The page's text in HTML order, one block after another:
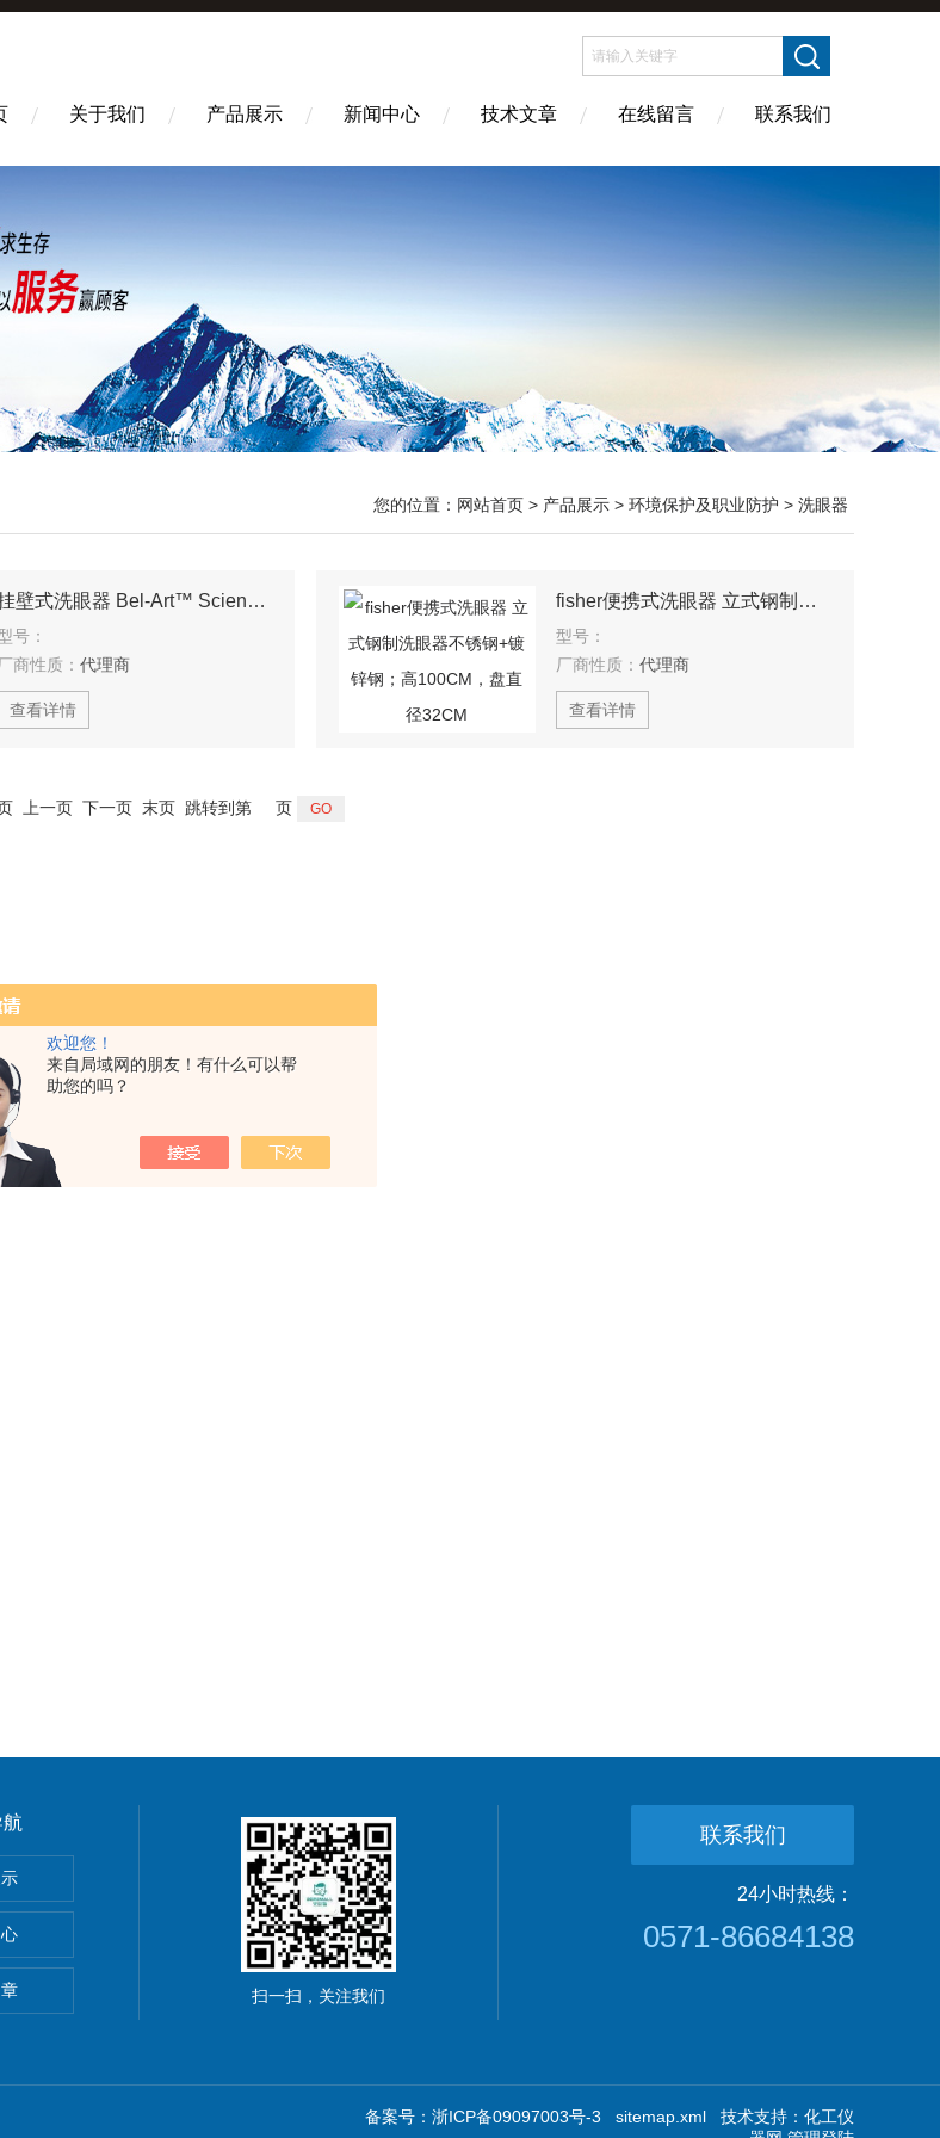
欢迎您！
来自局域网的朋友！有什么可以帮
助您的吗？
关于我们 产品展示 新闻中心 技术文章 在线留言 联系我们
您的位置： 网站首页 > 产品展示 > 环境保护及职业防护 > 洗眼器
挂壁式洗眼器 Bel-Art™ Scienceware™ 无菌洗眼保护站 带一瓶1000mL洗眼液
号：
商性质： 代理商
查看详情
fisher便携式洗眼器 立式钢制洗眼器不锈钢+镀锌钢；高100CM，盘直径32CM
型号：
厂商性质： 代理商
查看详情
上一页 下一页 末页 跳转到第 页
式 23766
袋 呼吸袋 89mm&#215;133mm
扫一扫，关注我们
联系我们
24小时热线：
0571-86684138
备案号：浙ICP备09097003号-3 sitemap.xml 技术支持： 化工仪